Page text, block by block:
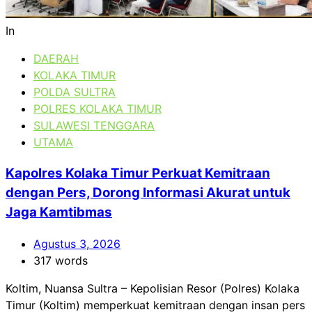
In
DAERAH
KOLAKA TIMUR
POLDA SULTRA
POLRES KOLAKA TIMUR
SULAWESI TENGGARA
UTAMA
Kapolres Kolaka Timur Perkuat Kemitraan
dengan Pers, Dorong Informasi Akurat untuk
Jaga Kamtibmas
Agustus 3, 2026
317 words
Koltim, Nuansa Sultra – Kepolisian Resor (Polres) Kolaka
Timur (Koltim) memperkuat kemitraan dengan insan pers